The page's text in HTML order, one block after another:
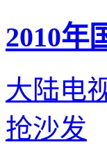
2010年
大陆电
抢沙发